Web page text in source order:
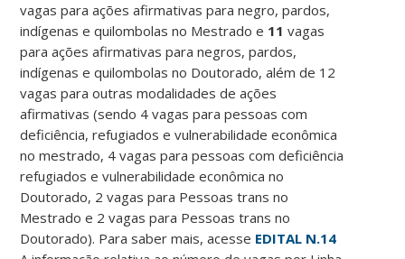
vagas para ações afirmativas para negro, pardos,
indígenas e quilombolas no Mestrado e 11 vagas
para ações afirmativas para negros, pardos,
indígenas e quilombolas no Doutorado, além de 12
vagas para outras modalidades de ações
afirmativas (sendo 4 vagas para pessoas com
deficiência, refugiados e vulnerabilidade econômica
no mestrado, 4 vagas para pessoas com deficiência
refugiados e vulnerabilidade econômica no
Doutorado, 2 vagas para Pessoas trans no
Mestrado e 2 vagas para Pessoas trans no
Doutorado). Para saber mais, acesse EDITAL N.14